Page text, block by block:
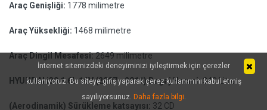
Araç Genişliği: 1778 milimetre
Araç Yüksekliği: 1468 milimetre
Araç Dingil Mesafesi:2649 milimetre
HYUNDAI i30 1.6L 16V (2007 - 2011) Bagaj Hacmi:340 Litre
(Aerodinamik) Sürükleme katsayısı: 32 CD
İnternet sitemizdeki deneyiminizi iyileştirmek için çerezler
kullanıyoruz. Bu siteye giriş yaparak çerez kullanımını kabul etmiş
sayılıyorsunuz. Daha fazla bilgi.